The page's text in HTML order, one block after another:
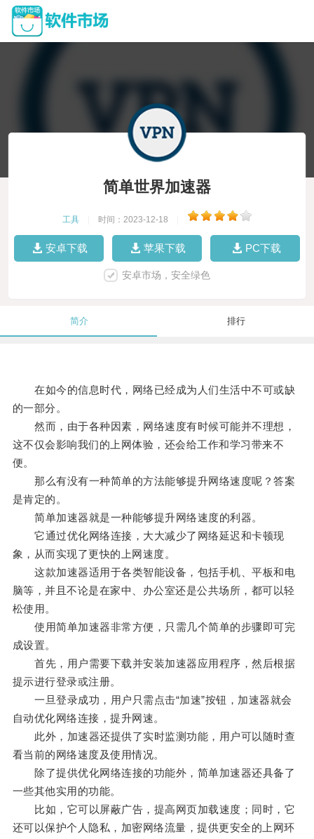
简单世界加速器
工具 时间：2023-12-18
安卓下载 苹果下载 PC下载
安卓市场，安全绿色
简介 排行
在如今的信息时代，网络已经成为人们生活中不可或缺
的一部分。
然而，由于各种因素，网络速度有时候可能并不理想，
这不仅会影响我们的上网体验，还会给工作和学习带来不
便。
那么有没有一种简单的方法能够提升网络速度呢？答案
是肯定的。
简单加速器就是一种能够提升网络速度的利器。
它通过优化网络连接，大大减少了网络延迟和卡顿现
象，从而实现了更快的上网速度。
这款加速器适用于各类智能设备，包括手机、平板和电
脑等，并且不论是在家中、办公室还是公共场所，都可以轻
松使用。
使用简单加速器非常方便，只需几个简单的步骤即可完
成设置。
首先，用户需要下载并安装加速器应用程序，然后根据
提示进行登录或注册。
一旦登录成功，用户只需点击“加速”按钮，加速器就会
自动优化网络连接，提升网速。
此外，加速器还提供了实时监测功能，用户可以随时查
看当前的网络速度及使用情况。
除了提供优化网络连接的功能外，简单加速器还具备了
一些其他实用的功能。
比如，它可以屏蔽广告，提高网页加载速度；同时，它
还可以保护个人隐私，加密网络流量，提供更安全的上网环